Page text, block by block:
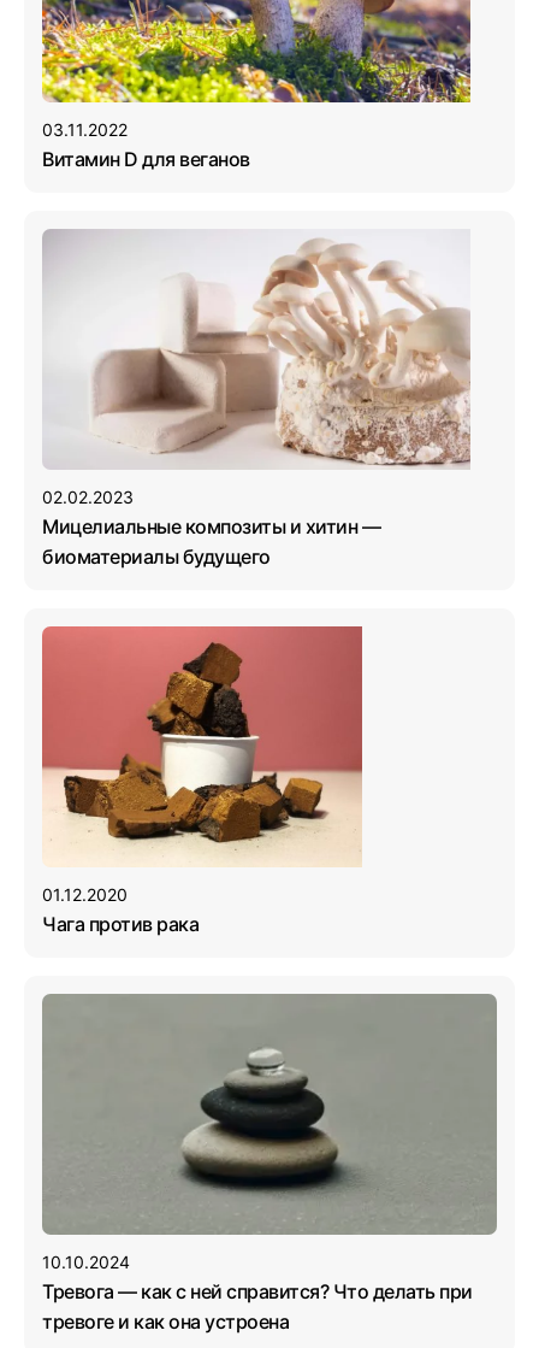
03.11.2022
Витамин D для веганов
02.02.2023
Мицелиальные композиты и хитин —
биоматериалы будущего
01.12.2020
Чага против рака
10.10.2024
Тревога — как с ней справится? Что делать при
тревоге и как она устроена